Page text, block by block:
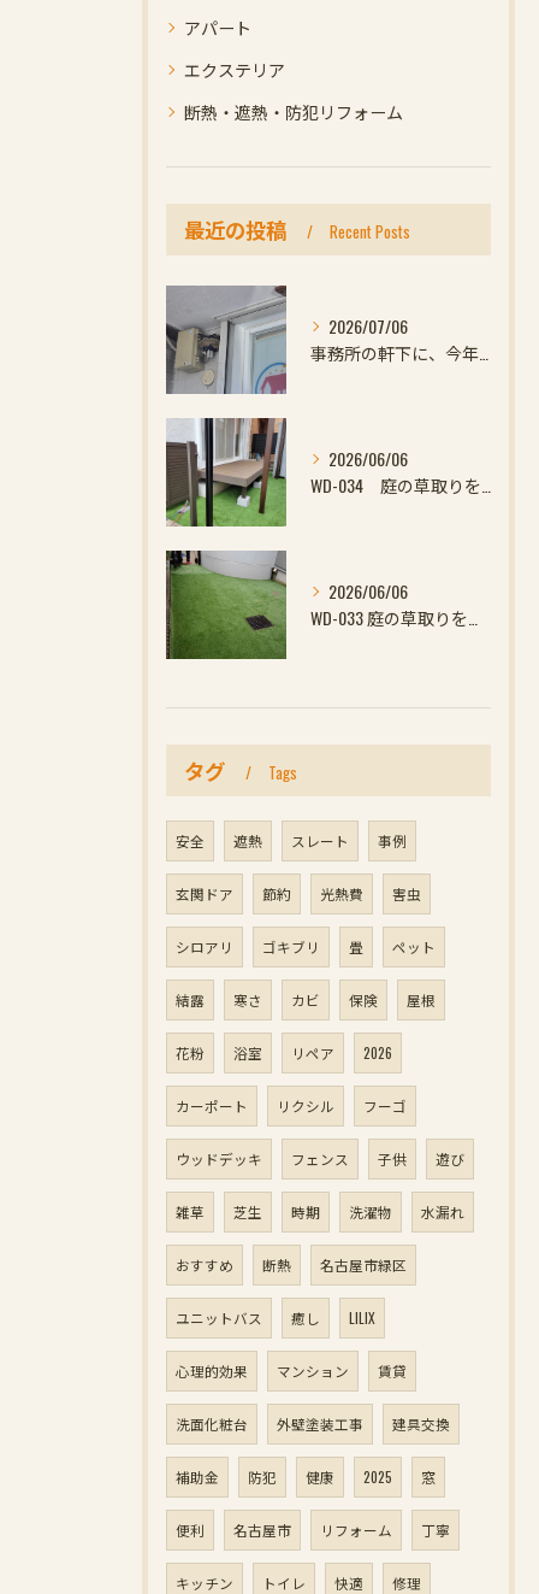
アパート
エクステリア
断熱・遮熱・防犯リフォーム
最近の投稿 Recent Posts
2026/07/06
2026/06/06
2026/06/06
タグ Tags
安全 遮熱 スレート 事例
玄関ドア 節約 光熱費 害虫
シロアリ ゴキブリ 畳 ペット
結露 寒さ カビ 保険 屋根
花粉 浴室 リペア 2026
カーポート リクシル フーゴ
ウッドデッキ フェンス 子供 遊び
雑草 芝生 時期 洗濯物 水漏れ
おすすめ 断熱 名古屋市緑区
ユニットバス 癒し LILIX
心理的効果 マンション 賃貸
洗面化粧台 外壁塗装工事 建具交換
補助金 防犯 健康 2025 窓
便利 名古屋市 リフォーム 丁寧
キッチン トイレ 快適 修理